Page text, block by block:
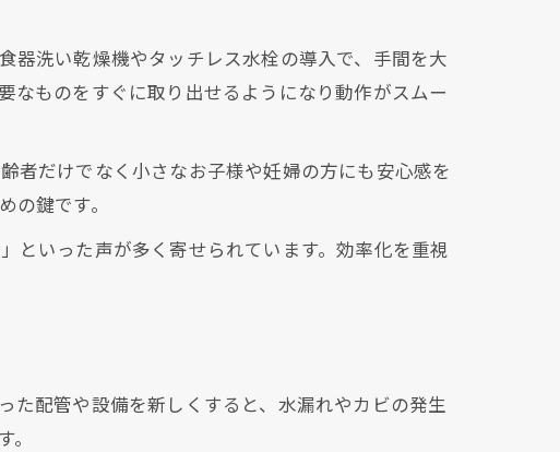
フォーム
の方法
ら
介
器洗い乾燥機やタッチレス水栓の導入で、手間を大
なものをすぐに取り出せるようになり動作がスムー
者だけでなく小さなお子様や妊婦の方にも安心感を
鍵です。
といった声が多く寄せられています。効率化を重視
た配管や設備を新しくすると、水漏れやカビの発生